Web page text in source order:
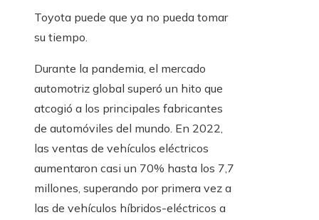
Toyota puede que ya no pueda tomar
su tiempo.
Durante la pandemia, el mercado
automotriz global superó un hito que
atcogió a los principales fabricantes
de automóviles del mundo. En 2022,
las ventas de vehículos eléctricos
aumentaron casi un 70% hasta los 7,7
millones, superando por primera vez a
las de vehículos híbridos-eléctricos a